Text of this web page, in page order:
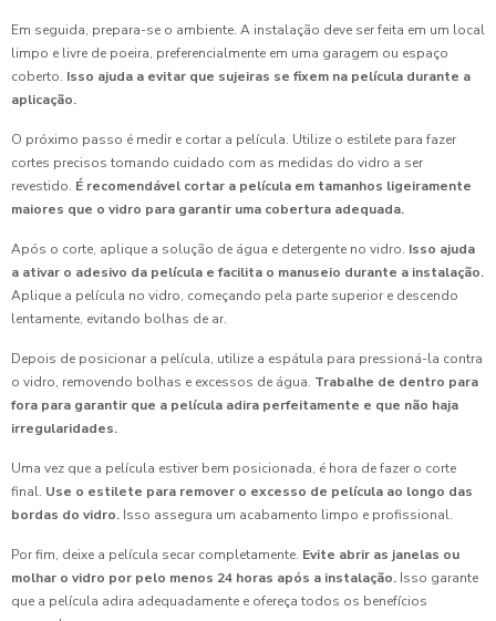
Em seguida, prepara-se o ambiente. A instalação deve ser feita em um local
limpo e livre de poeira, preferencialmente em uma garagem ou espaço
coberto. Isso ajuda a evitar que sujeiras se fixem na película durante a
aplicação.
O próximo passo é medir e cortar a película. Utilize o estilete para fazer
cortes precisos tomando cuidado com as medidas do vidro a ser
revestido. É recomendável cortar a película em tamanhos ligeiramente
maiores que o vidro para garantir uma cobertura adequada.
Após o corte, aplique a solução de água e detergente no vidro. Isso ajuda
a ativar o adesivo da película e facilita o manuseio durante a instalação.
Aplique a película no vidro, começando pela parte superior e descendo
lentamente, evitando bolhas de ar.
Depois de posicionar a película, utilize a espátula para pressioná-la contra
o vidro, removendo bolhas e excessos de água. Trabalhe de dentro para
fora para garantir que a película adira perfeitamente e que não haja
irregularidades.
Uma vez que a película estiver bem posicionada, é hora de fazer o corte
final. Use o estilete para remover o excesso de película ao longo das
bordas do vidro. Isso assegura um acabamento limpo e profissional.
Por fim, deixe a película secar completamente. Evite abrir as janelas ou
molhar o vidro por pelo menos 24 horas após a instalação. Isso garante
que a película adira adequadamente e ofereça todos os benefícios